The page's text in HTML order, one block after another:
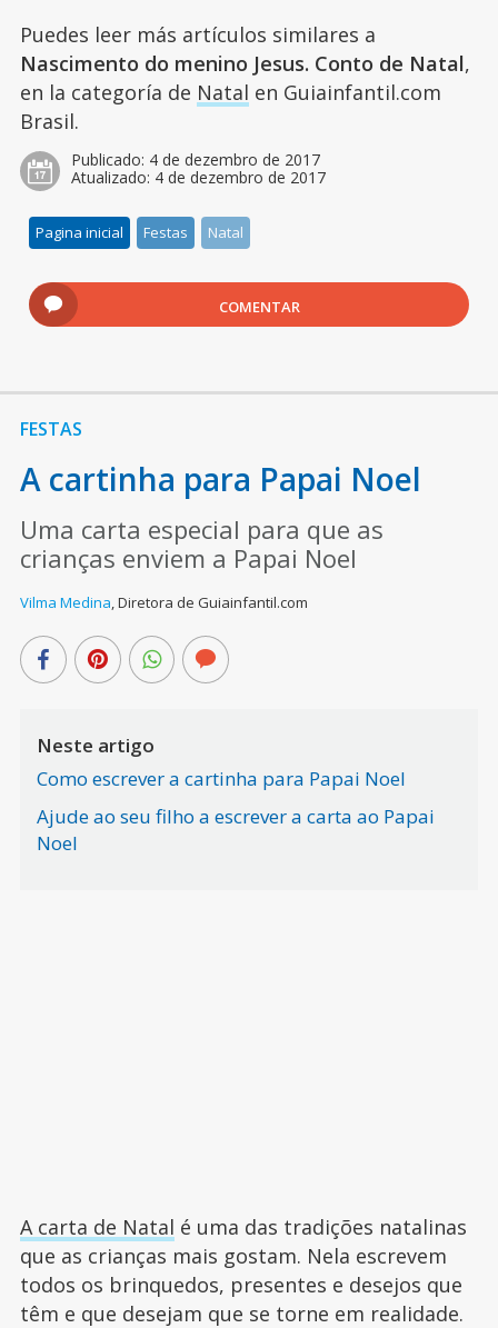
Puedes leer más artículos similares a
Nascimento do menino Jesus. Conto de Natal,
en la categoría de Natal en Guiainfantil.com
Brasil.
Publicado: 4 de dezembro de 2017
Atualizado: 4 de dezembro de 2017
Pagina inicial Festas Natal
COMENTAR
FESTAS
A cartinha para Papai Noel
Uma carta especial para que as
crianças enviem a Papai Noel
Vilma Medina,Diretora de Guiainfantil.com
Neste artigo
Como escrever a cartinha para Papai Noel
Ajude ao seu filho a escrever a carta ao Papai
Noel
A carta de Natal é uma das tradições natalinas
que as crianças mais gostam. Nela escrevem
todos os brinquedos, presentes e desejos que
têm e que desejam que se torne em realidade.